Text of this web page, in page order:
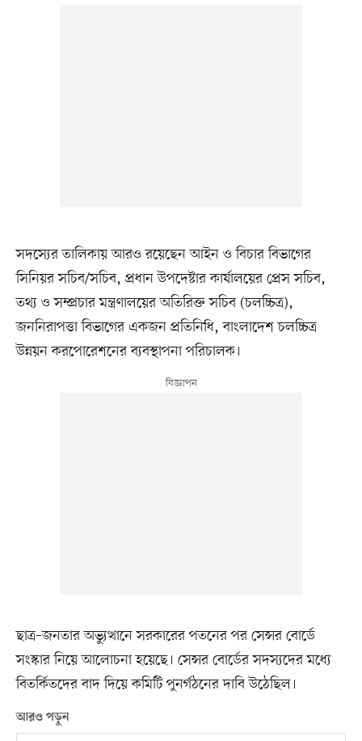
সদস্যের তালিকায় আরও রয়েছেন আইন ও বিচার বিভাগের
সিনিয়র সচিব/সচিব, প্রধান উপদেষ্টার কার্যালয়ের প্রেস সচিব,
তথ্য ও সম্প্রচার মন্ত্রণালয়ের অতিরিক্ত সচিব (চলচ্চিত্র),
জননিরাপত্তা বিভাগের একজন প্রতিনিধি, বাংলাদেশ চলচ্চিত্র
উন্নয়ন করপোরেশনের ব্যবস্থাপনা পরিচালক।
ছাত্র–জনতার অভ্যুত্থানে সরকারের পতনের পর সেন্সর বোর্ডে
সংস্কার নিয়ে আলোচনা হয়েছে। সেন্সর বোর্ডের সদস্যদের মধ্যে
বিতর্কিতদের বাদ দিয়ে কমিটি পুনর্গঠনের দাবি উঠেছিল।
আরও পড়ুন